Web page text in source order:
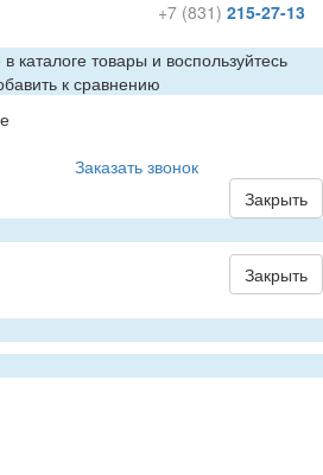
+7 (831) 215-27-13
Заказать звонок
каталоге товары и воспользуйтесь
к сравнению
Закрыть
Закрыть